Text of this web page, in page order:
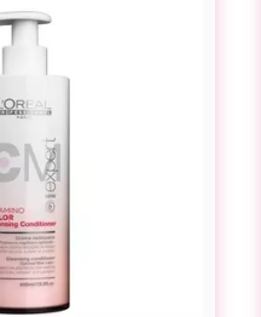
Conditioner
pour
cheveux
colorés
-
Vitamino
Color
A-
OX